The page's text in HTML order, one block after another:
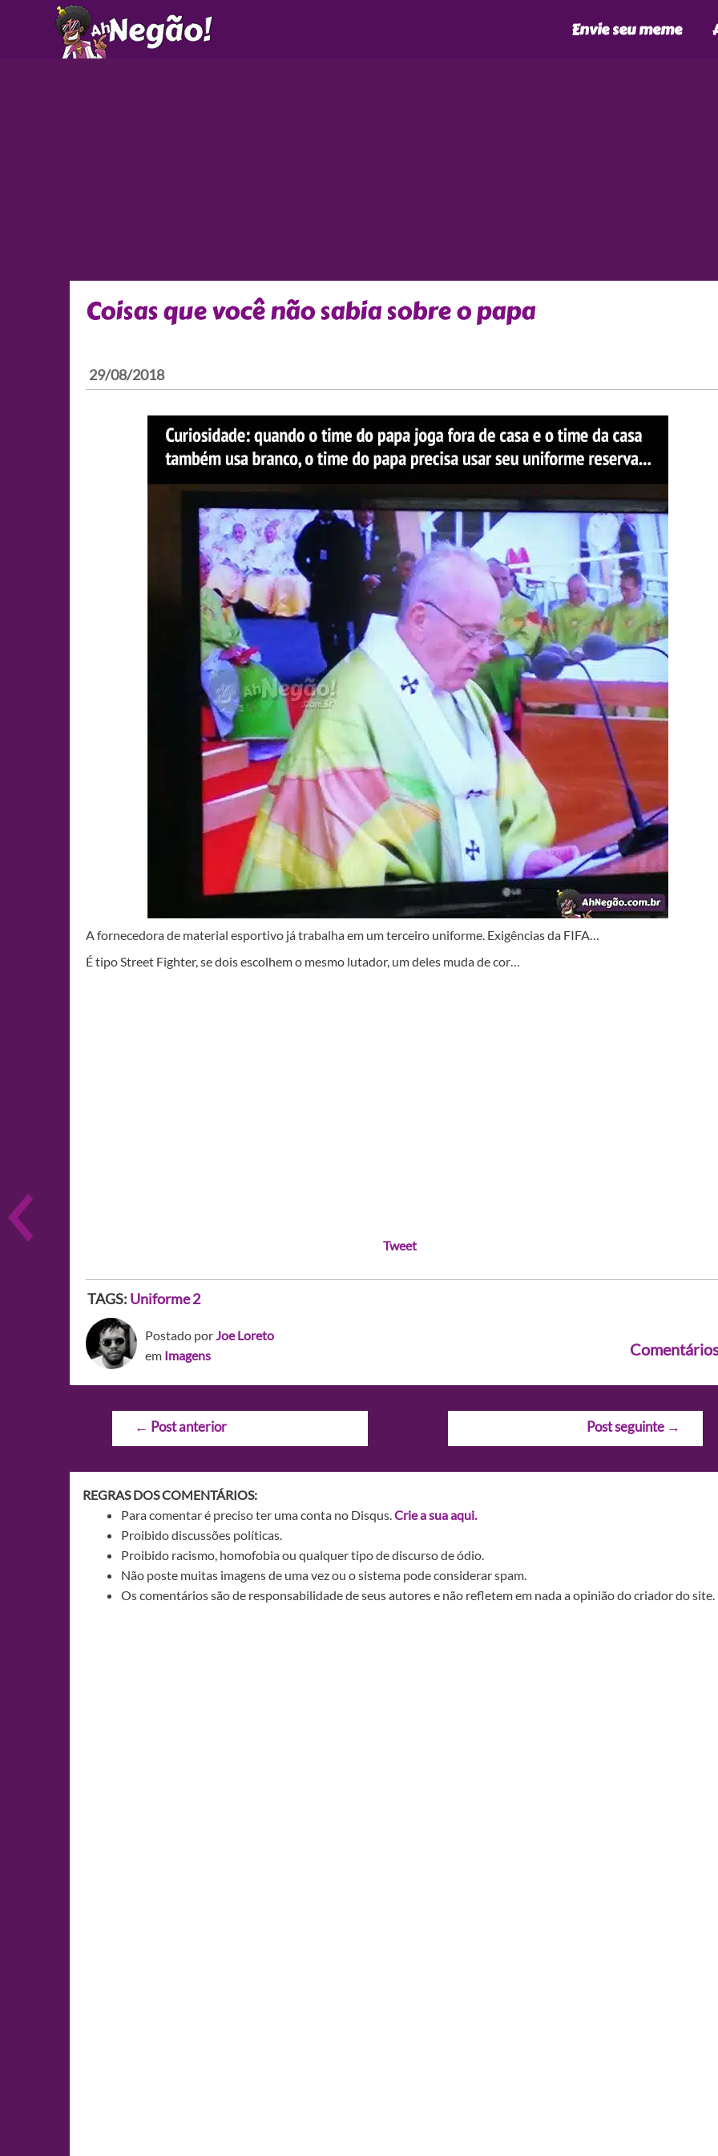
Envie seu meme
Coisas que você não sabia sobre o papa
29/08/2018
A fornecedora de material esportivo já trabalha em um terceiro uniforme. Exigências da FIFA…
É tipo Street Fighter, se dois escolhem o mesmo lutador, um deles muda de cor…
Tweet
TAGS: Uniforme 2
Postado porJoe Loreto
em Imagens
Navegação
← Post anterior Post seguinte →
REGRAS DOS COMENTÁRIOS:
Para comentar é preciso ter uma conta no Disqus.Crie a sua aqui.
Proibido discussões políticas.
Proibido racismo, homofobia ou qualquer tipo de discurso de ódio.
Não poste muitas imagens de uma vez ou o sistema pode considerar spam.
Os comentários são de responsabilidade de seus autores e não refletem em nada a opinião do criador do site.